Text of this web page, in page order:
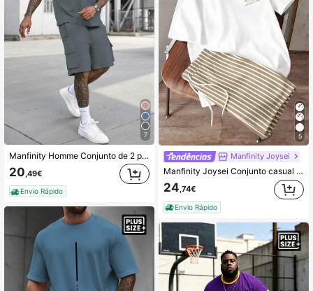
7
Manfinity Homme Conjunto de 2 peças: Camiseta masculina confortável de manga curta e bermuda com cordão, cintura elástica e vários bolsos. Ideal para férias, festas, encontros com amigos, esportes e trabalho. Estilo clássico de primavera/verão, perfeito para uso pessoal ou para presentear.
20 ,49€
Envio Rápido
5
Manfinity Joysei
Manfinity Joysei Conjunto casual de férias para homem plus size com t-shirt com estampado de coqueiro e calções às riscas, conjunto masculino, conjunto de férias, adequado para saídas de verão
24,74€
Envio Rápido